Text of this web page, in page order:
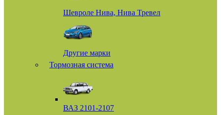
Шевроле Нива, Нива Тревел
Другие марки
Тормозная система
ВАЗ 2101-2107